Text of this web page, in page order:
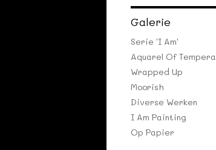
Galerie
Serie 'I Am'
Aquarel Of Tempera
Wrapped Up
Moorish
Diverse Werken
I Am Painting
Op Papier